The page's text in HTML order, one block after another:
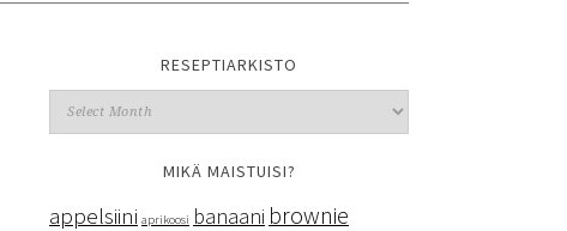
RESEPTIARKISTO
MIKÄ MAISTUISI?
appelsiini aprikoosi banaani brownie